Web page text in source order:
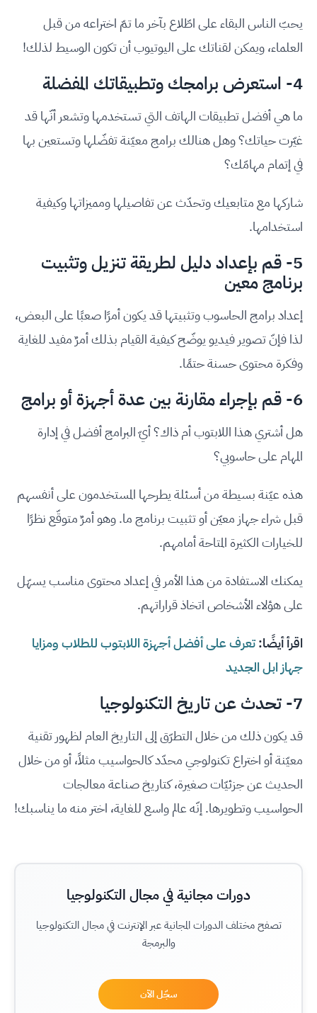
يحبّ الناس البقاء على اطّلاع بآخر ما تمّ اختراعه من قبل
العلماء، ويمكن لقناتك على اليوتيوب أن تكون الوسيط لذلك!
4- استعرض برامجك وتطبيقاتك المفضلة
ما هي أفضل تطبيقات الهاتف التي تستخدمها وتشعر أنّها قد
غيّرت حياتك؟ وهل هنالك برامج معيّنة تفضّلها وتستعين بها
في إتمام مهامّك؟
شاركها مع متابعيك وتحدّث عن تفاصيلها ومميزاتها وكيفية
استخدامها.
5- قم بإعداد دليل لطريقة تنزيل وتثبيت
برنامج معين
إعداد برامج الحاسوب وتثبيتها قد يكون أمرًا صعبًا على البعض،
لذا فإنّ تصوير فيديو يوضّح كيفية القيام بذلك أمرٌ مفيد للغاية
وفكرة محتوى حسنة حتمًا.
6- قم بإجراء مقارنة بين عدة أجهزة أو برامج
هل أشتري هذا اللابتوب أم ذاك؟ أيّ البرامج أفضل في إدارة
المهام على حاسوبي؟
هذه عيّنة بسيطة من أسئلة يطرحها المستخدمون على أنفسهم
قبل شراء جهاز معيّن أو تثبيت برنامج ما. وهو أمرٌ متوقّع نظرًا
للخيارات الكثيرة المتاحة أمامهم.
يمكنك الاستفادة من هذا الأمر في إعداد محتوى مناسب يسهّل
على هؤلاء الأشخاص اتخاذ قراراتهم.
اقرأ أيضًا:تعرف على أفضل أجهزة اللابتوب للطلاب ومزايا
جهاز ابل الجديد
7- تحدث عن تاريخ التكنولوجيا
قد يكون ذلك من خلال التطرّق إلى التاريخ العام لظهور تقنية
معيّنة أو اختراع تكنولوجي محدّد كالحواسيب مثلاً، أو من خلال
الحديث عن جزئيّات صغيرة، كتاريخ صناعة معالجات
الحواسيب وتطويرها. إنّه عالم واسع للغاية، اختر منه ما يناسبك!
دورات مجانية في مجال التكنولوجيا
تصفح مختلف الدورات المجانية عبر الإنترنت في مجال التكنولوجيا
والبرمجة
سجّل الآن